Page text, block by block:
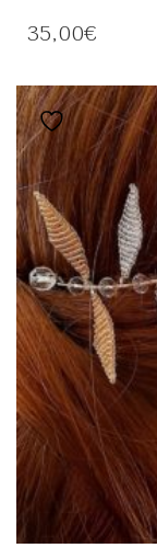
35,00€
Ajouter à la